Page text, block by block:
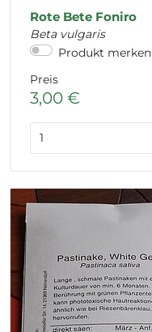
Rote Bete Foniro
Beta vulgaris
Produkt merken
Preis
3,00 €